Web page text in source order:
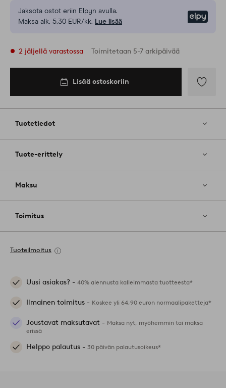
Jaksota ostot eriin Elpyn avulla.
Maksa alk. 5,30 EUR/kk. Lue lisää
2 jäljellä varastossa Toimitetaan 5-7 arkipäivää
Lisää ostoskoriin
Tuotetiedot
Tuote-erittely
Maksu
Toimitus
Tuoteilmoitus
Uusi asiakas? - 40% alennusta kalleimmasta tuotteesta*
Ilmainen toimitus - Koskee yli 64,90 euron normaalipaketteja*
Joustavat maksutavat - Maksa nyt, myöhemmin tai maksa
erissä
Helppo palautus - 30 päivän palautusoikeus*